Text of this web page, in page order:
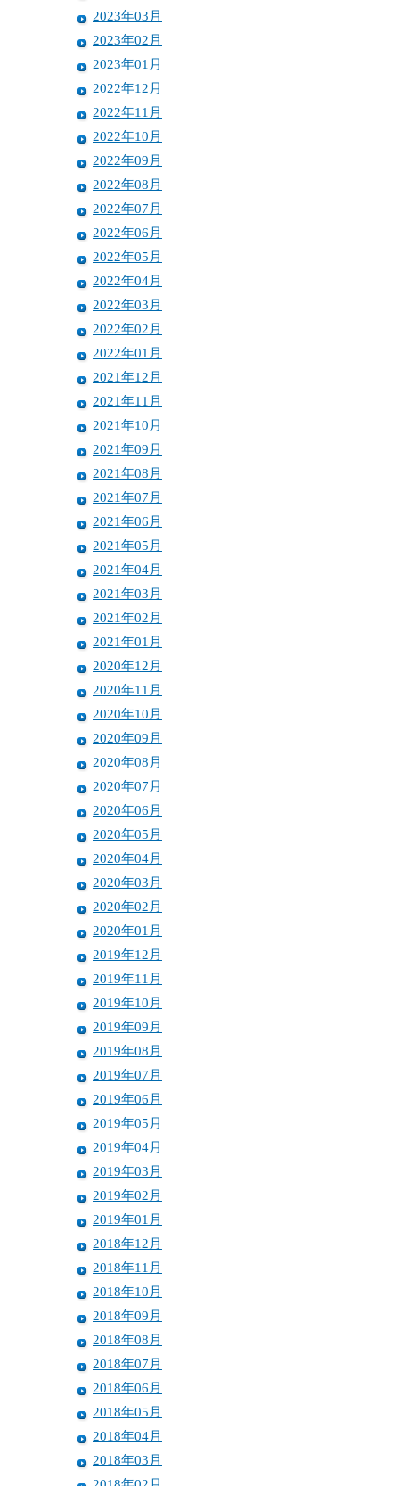
2023年03月
2023年02月
2023年01月
2022年12月
2022年11月
2022年10月
2022年09月
2022年08月
2022年07月
2022年06月
2022年05月
2022年04月
2022年03月
2022年02月
2022年01月
2021年12月
2021年11月
2021年10月
2021年09月
2021年08月
2021年07月
2021年06月
2021年05月
2021年04月
2021年03月
2021年02月
2021年01月
2020年12月
2020年11月
2020年10月
2020年09月
2020年08月
2020年07月
2020年06月
2020年05月
2020年04月
2020年03月
2020年02月
2020年01月
2019年12月
2019年11月
2019年10月
2019年09月
2019年08月
2019年07月
2019年06月
2019年05月
2019年04月
2019年03月
2019年02月
2019年01月
2018年12月
2018年11月
2018年10月
2018年09月
2018年08月
2018年07月
2018年06月
2018年05月
2018年04月
2018年03月